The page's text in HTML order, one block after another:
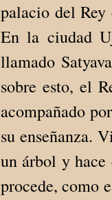
palacio del
En la ciudad
llamado
sobre esto, el
acompañado
su enseñanza.
un árbol y hace
procede, como